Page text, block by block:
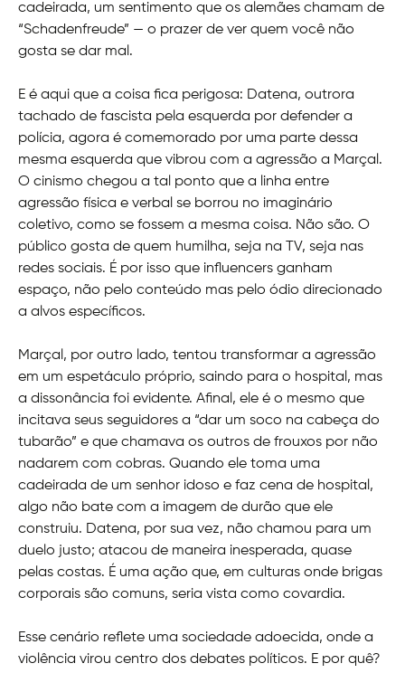
cadeirada, um sentimento que os alemães chamam de
“Schadenfreude” — o prazer de ver quem você não
gosta se dar mal.
E é aqui que a coisa fica perigosa: Datena, outrora
tachado de fascista pela esquerda por defender a
polícia, agora é comemorado por uma parte dessa
mesma esquerda que vibrou com a agressão a Marçal.
O cinismo chegou a tal ponto que a linha entre
agressão física e verbal se borrou no imaginário
coletivo, como se fossem a mesma coisa. Não são. O
público gosta de quem humilha, seja na TV, seja nas
redes sociais. É por isso que influencers ganham
espaço, não pelo conteúdo mas pelo ódio direcionado
a alvos específicos.
Marçal, por outro lado, tentou transformar a agressão
em um espetáculo próprio, saindo para o hospital, mas
a dissonância foi evidente. Afinal, ele é o mesmo que
incitava seus seguidores a “dar um soco na cabeça do
tubarão” e que chamava os outros de frouxos por não
nadarem com cobras. Quando ele toma uma
cadeirada de um senhor idoso e faz cena de hospital,
algo não bate com a imagem de durão que ele
construiu. Datena, por sua vez, não chamou para um
duelo justo; atacou de maneira inesperada, quase
pelas costas. É uma ação que, em culturas onde brigas
corporais são comuns, seria vista como covardia.
Esse cenário reflete uma sociedade adoecida, onde a
violência virou centro dos debates políticos. E por quê?